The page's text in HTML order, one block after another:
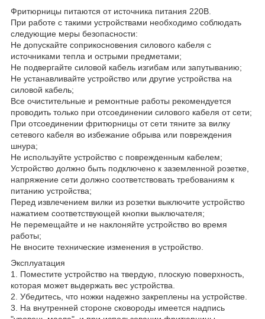
Фритюрницы питаются от источника питания 220В.
При работе с такими устройствами необходимо соблюдать
следующие меры безопасности:
Не допускайте соприкосновения силового кабеля с
источниками тепла и острыми предметами;
Не подвергайте силовой кабель изгибам или запутыванию;
Не устанавливайте устройство или другие устройства на
силовой кабель;
Все очистительные и ремонтные работы рекомендуется
проводить только при отсоединении силового кабеля от сети;
При отсоединении фритюрницы от сети тяните за вилку
сетевого кабеля во избежание обрыва или повреждения
шнура;
Не используйте устройство с поврежденным кабелем;
Устройство должно быть подключено к заземленной розетке,
напряжение сети должно соответствовать требованиям к
питанию устройства;
Перед извлечением вилки из розетки выключите устройство
нажатием соответствующей кнопки выключателя;
Не перемещайте и не наклоняйте устройство во время
работы;
Не вносите технические изменения в устройство.
Эксплуатация
1. Поместите устройство на твердую, плоскую поверхность,
которая может выдержать вес устройства.
2. Убедитесь, что ножки надежно закреплены на устройстве.
3. На внутренней стороне сковороды имеется надпись